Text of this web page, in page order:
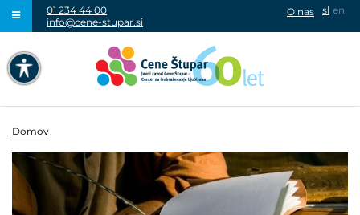
NAVIGACIJA PREKO TIPKOVNICE
01 234 44 00
info@cene-stupar.si
sl en
O nas
Domov